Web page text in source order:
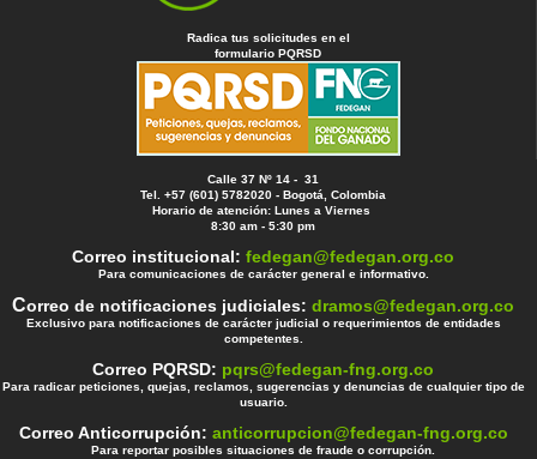
Radica tus solicitudes en el
formulario PQRSD
Calle 37 Nº 14 - 31
Tel. +57 (601) 5782020 - Bogotá, Colombia
Horario de atención: Lunes a Viernes
8:30 am - 5:30 pm
Correo institucional:fedegan@fedegan.org.co
Para comunicaciones de carácter general e informativo.
Correo de notificaciones judiciales:dramos@fedegan.org.co
Exclusivo para notificaciones de carácter judicial o requerimientos de entidades
competentes.
Correo PQRSD: pqrs@fedegan-fng.org.co
Para radicar peticiones, quejas, reclamos, sugerencias y denuncias de cualquier tipo de
usuario.
Correo Anticorrupción: anticorrupcion@fedegan-fng.org.co
Para reportar posibles situaciones de fraude o corrupción.